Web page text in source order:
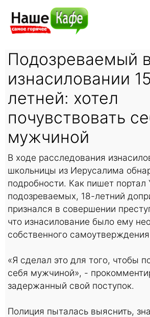
Подозреваемый в
изнасиловании
летней: хотел
почувствовать
мужчиной
В ходе расследования
школьницы из Иерусалима
подробности. Как пишет портал
подозреваемых, 18-летний
признался в совершении
что изнасилование было ему
собственного
«Я сделал это для того, чтобы
себя мужчиной», -
задержанный свой поступок.
Полиция пыталась выяснить,